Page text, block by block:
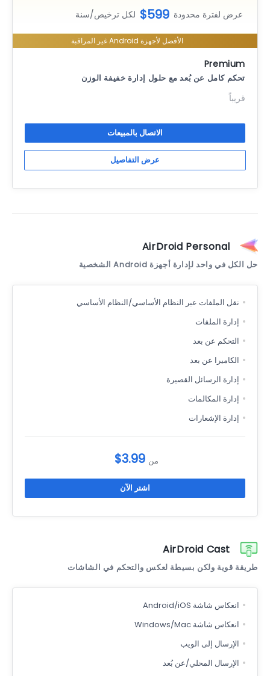
عرض لفترة محدودة $599 لكل ترخيص/سنة
الأفضل لأجهزة Android غير المراقبة
Premium
تحكم كامل عن بُعد مع حلول إدارة خفيفة الوزن
قريباً
الاتصال بالمبيعات
عرض التفاصيل
AirDroid Personal
حل الكل في واحد لإدارة أجهزة Android الشخصية
نقل الملفات عبر النظام الأساسي/النظام الأساسي
إدارة الملفات
التحكم عن بعد
الكاميرا عن بعد
إدارة الرسائل القصيرة
إدارة المكالمات
إدارة الإشعارات
من $3.99
اشتر الآن
AirDroid Cast
طريقة قوية ولكن بسيطة لعكس والتحكم في الشاشات
انعكاس شاشة Android/iOS
انعكاس شاشة Windows/Mac
الإرسال إلى الويب
الإرسال المحلي/عن بُعد